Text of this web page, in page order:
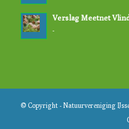
Verslag Meetnet
-
© Copyright - Natuurvereniging